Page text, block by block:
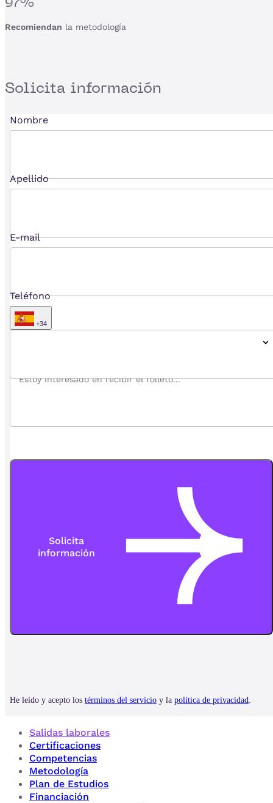
Recomiendan la metodología
Solicita información
Salidas laborales
Certificaciones
Competencias
Metodología
Plan de Estudios
Financiación